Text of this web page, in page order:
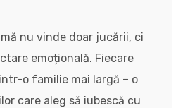
nu vinde doar jucării, ci
emoțională. Fiecare
o familie mai largă – o
care aleg să iubescă cu